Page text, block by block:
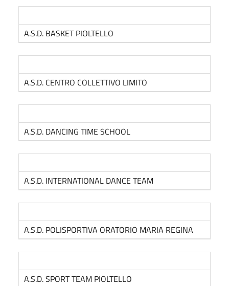
A.S.D. BASKET PIOLTELLO
A.S.D. CENTRO COLLETTIVO LIMITO
A.S.D. DANCING TIME SCHOOL
A.S.D. INTERNATIONAL DANCE TEAM
A.S.D. POLISPORTIVA ORATORIO MARIA REGINA
A.S.D. SPORT TEAM PIOLTELLO